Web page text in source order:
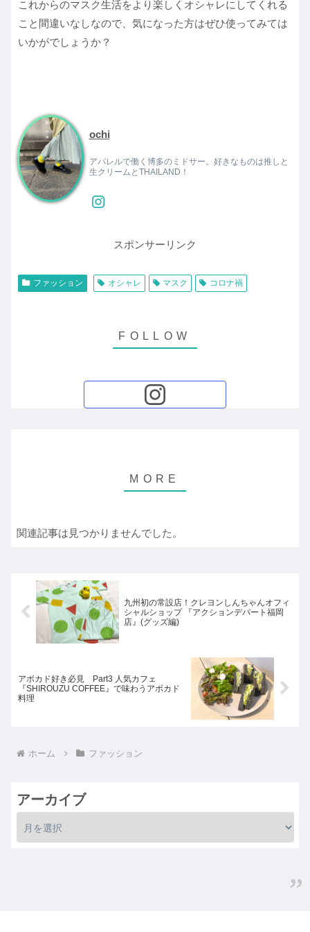
これからのマスク生活をより楽しくオシャレにしてくれる
こと間違いなしなので、気になった方はぜひ使ってみては
いかがでしょうか？
ochi
アパレルで働く博多のミドサー。好きなものは推しと
生クリームとTHAILAND！
スポンサーリンク
ファッション オシャレ マスク コロナ禍
関連記事は見つかりませんでした。
九州初の常設店！クレヨンしんちゃんオフィ
シャルショップ 『アクションデパート福岡
店』(グッズ編)
アボカド好き必見 Part3 人気カフェ
『SHIROUZU COFFEE』で味わうアボカド
料理
ホーム ファッション
アーカイブ